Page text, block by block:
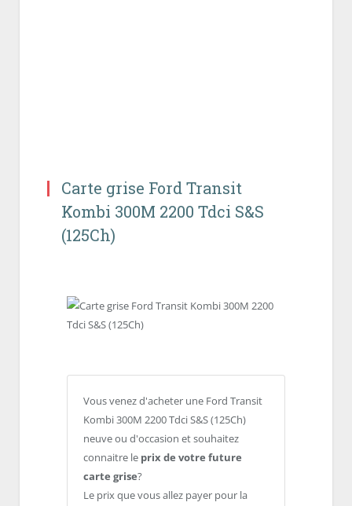
Carte grise Ford Transit
Kombi 300M 2200 Tdci S&S
(125Ch)
Vous venez d'acheter une Ford Transit
Kombi 300M 2200 Tdci S&S (125Ch)
neuve ou d'occasion et souhaitez
connaitre le prix de votre future
carte grise?
Le prix que vous allez payer pour la